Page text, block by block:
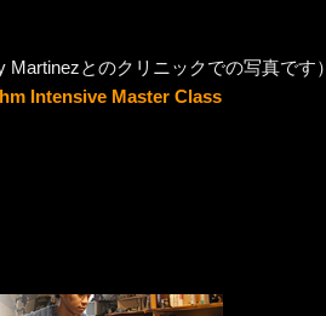
Martinezとのクリニックでの写真です）
Intensive Master Class